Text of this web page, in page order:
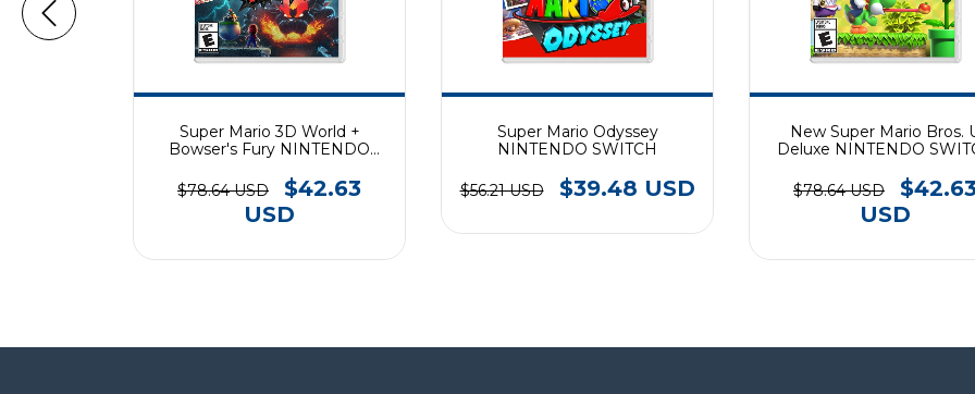
Super Mario 3D World +
Bowser's Fury NINTENDO
$78.64 USD
$42.63
USD
Super Mario Odyssey
NINTENDO SWITCH
$56.21 USD $39.48 USD
New Super Mario Bros.
Deluxe NINTENDO
$78.64 USD
USD